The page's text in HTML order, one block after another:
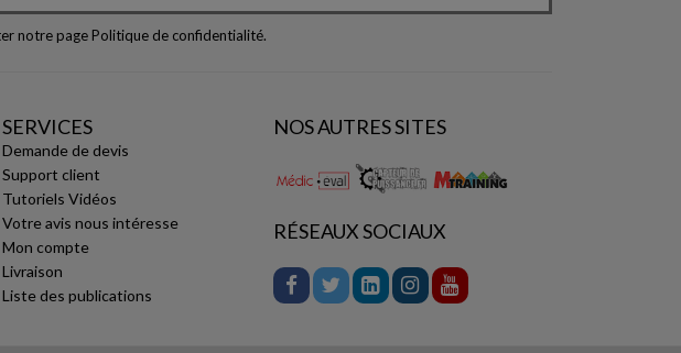
notre page Politique de confidentialité.
SERVICES
Demande de devis
Support client
Tutoriels Vidéos
Votre avis nous intéresse
Mon compte
Livraison
Liste des publications
NOS AUTRES SITES
RÉSEAUX SOCIAUX